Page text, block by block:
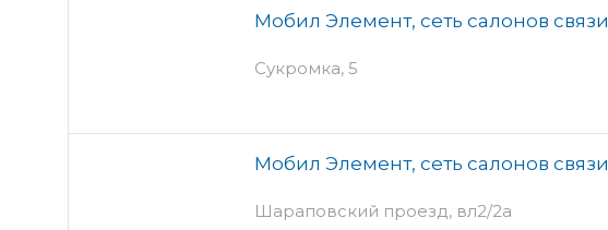
Мобил Элемент, сеть салонов связи
Сукромка, 5
Мобил Элемент, сеть салонов связи
Шараповский проезд, вл2/2а